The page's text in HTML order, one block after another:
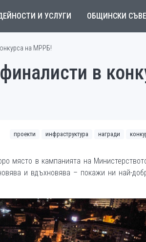
И УСЛУГИ ОБЩИНСКИ
на МРРБ!
в
проекти инфраструктура награди
място в кампанията на
и вдъхновява – покажи ни най-